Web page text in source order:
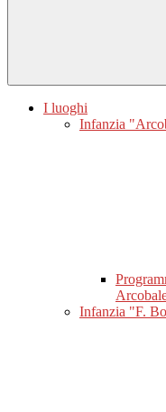
I luoghi
Infanzia
Infanzia "F.